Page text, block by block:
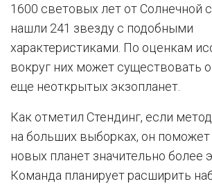
1600 световых лет от Солнечной
нашли 241 звезду с подобными
характеристиками. По оценкам
вокруг них может существовать
еще неоткрытых экзопланет.
Как отметил Стендинг, если
на больших выборках, он
новых планет значительно более
Команда планирует расширить